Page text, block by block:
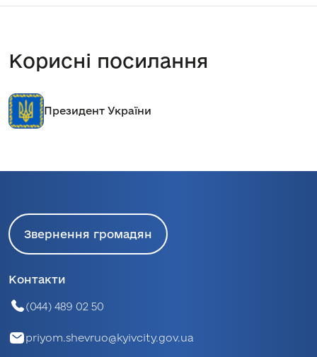
Корисні посилання
Президент України
Звернення громадян
Контакти
(044) 489 02 50
priyom.shevruo@kyivcity.gov.ua